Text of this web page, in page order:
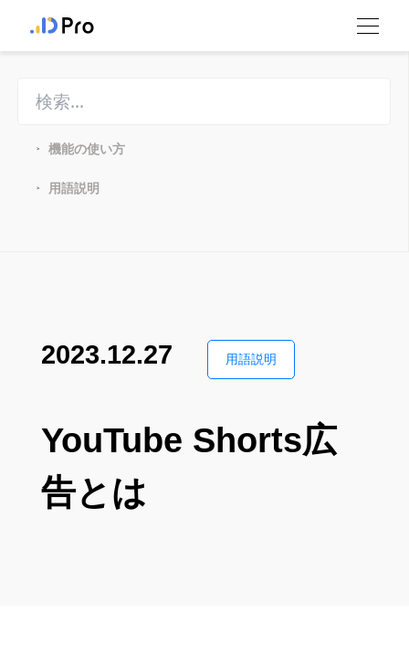
> 機能の使い方
> 用語説明
2023.12.27 用語説明
YouTube Shorts広
告とは